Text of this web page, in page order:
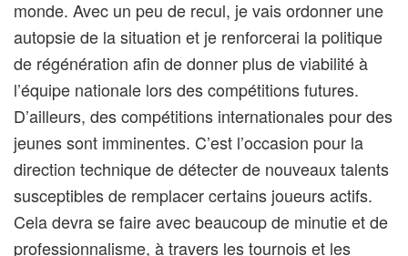
monde. Avec un peu de recul, je vais ordonner une
autopsie de la situation et je renforcerai la politique
de régénération afin de donner plus de viabilité à
l’équipe nationale lors des compétitions futures.
D’ailleurs, des compétitions internationales pour des
jeunes sont imminentes. C’est l’occasion pour la
direction technique de détecter de nouveaux talents
susceptibles de remplacer certains joueurs actifs.
Cela devra se faire avec beaucoup de minutie et de
professionnalisme, à travers les tournois et les